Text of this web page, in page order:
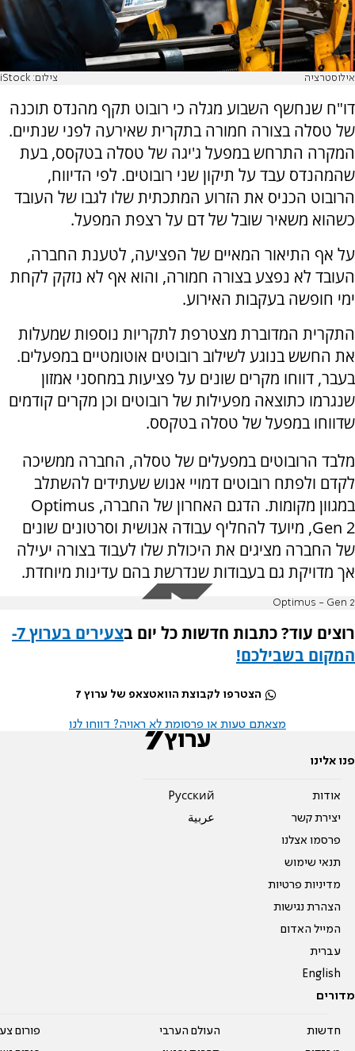
אילוסטרציה צילום: iStock
דו"ח שנחשף השבוע מגלה כי רובוט תקף מהנדס תוכנה
של טסלה בצורה חמורה בתקרית שאירעה לפני שנתיים.
המקרה התרחש במפעל ג'יגה של טסלה בטקסס, בעת
שהמהנדס עבד על תיקון שני רובוטים. לפי הדיווח,
הרובוט הכניס את הזרוע המתכתית שלו לגבו של העובד
כשהוא משאיר שובל של דם על רצפת המפעל.
על אף התיאור המאיים של הפציעה, לטענת החברה,
העובד לא נפצע בצורה חמורה, והוא אף לא נזקק לקחת
ימי חופשה בעקבות האירוע.
התקרית המדוברת מצטרפת לתקריות נוספות שמעלות
את החשש בנוגע לשילוב רובוטים אוטומטיים במפעלים.
בעבר, דווחו מקרים שונים על פציעות במחסני אמזון
שנגרמו כתוצאה מפעילות של רובוטים וכן מקרים קודמים
שדווחו במפעל של טסלה בטקסס.
מלבד הרובוטים במפעלים של טסלה, החברה ממשיכה
לקדם ולפתח רובוטים דמויי אנוש שעתידים להשתלב
במגוון מקומות. הדגם האחרון של החברה, Optimus
Gen 2, מיועד להחליף עבודה אנושית וסרטונים שונים
של החברה מציגים את היכולת שלו לעבוד בצורה יעילה
אך מדויקת גם בעבודות שנדרשת בהם עדינות מיוחדת.
Optimus - Gen 2
רוצים עוד? כתבות חדשות כל יום ב
צעירים בערוץ 7-
המקום בשבילכם!
הצטרפו לקבוצת הוואטצאפ של ערוץ 7
מצאתם טעות או פרסומת לא ראויה? דווחו לנו
פנו אלינו
אודות
יצירת קשר
פרסמו אצלנו
תנאי שימוש
מדיניות פרטיות
הצהרת נגישות
המייל האדום
עברית
English
Pусский
عربية
מדורים
חדשות
העולם הערבי
פורום